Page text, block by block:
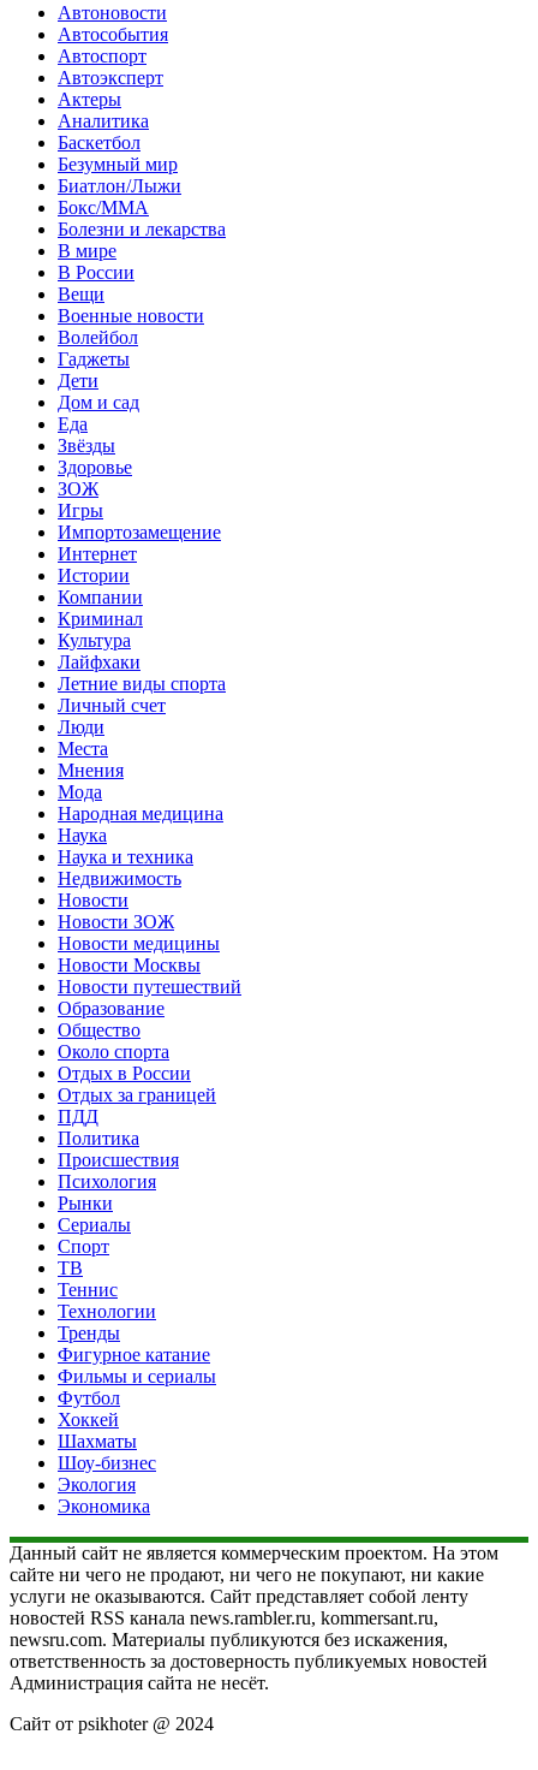
Автоновости
Автособытия
Автоспорт
Автоэксперт
Актеры
Аналитика
Баскетбол
Безумный мир
Биатлон/Лыжи
Бокс/MMA
Болезни и лекарства
В мире
В России
Вещи
Военные новости
Волейбол
Гаджеты
Дети
Дом и сад
Еда
Звёзды
Здоровье
ЗОЖ
Игры
Импортозамещение
Интернет
Истории
Компании
Криминал
Культура
Лайфхаки
Летние виды спорта
Личный счет
Люди
Места
Мнения
Мода
Народная медицина
Наука
Наука и техника
Недвижимость
Новости
Новости ЗОЖ
Новости медицины
Новости Москвы
Новости путешествий
Образование
Общество
Около спорта
Отдых в России
Отдых за границей
ПДД
Политика
Происшествия
Психология
Рынки
Сериалы
Спорт
ТВ
Теннис
Технологии
Тренды
Фигурное катание
Фильмы и сериалы
Футбол
Хоккей
Шахматы
Шоу-бизнес
Экология
Экономика
Данный сайт не является коммерческим проектом. На этом
сайте ни чего не продают, ни чего не покупают, ни какие
услуги не оказываются. Сайт представляет собой ленту
новостей RSS канала news.rambler.ru, kommersant.ru,
newsru.com. Материалы публикуются без искажения,
ответственность за достоверность публикуемых новостей
Администрация сайта не несёт.
Сайт от psikhoter @ 2024